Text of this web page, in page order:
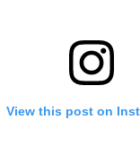
View this post on